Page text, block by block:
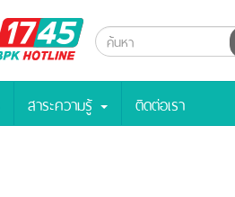
BPK
Hotline
สาระความรู้ ติดต่อเรา